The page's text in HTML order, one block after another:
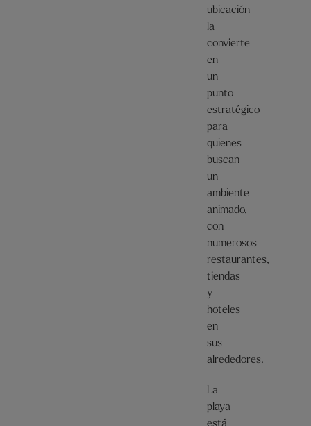
ubicación
la
convierte
en
un
punto
estratégico
para
quienes
buscan
un
ambiente
animado,
con
numerosos
restaurantes,
tiendas
y
hoteles
en
sus
alrededores.
La
playa
está